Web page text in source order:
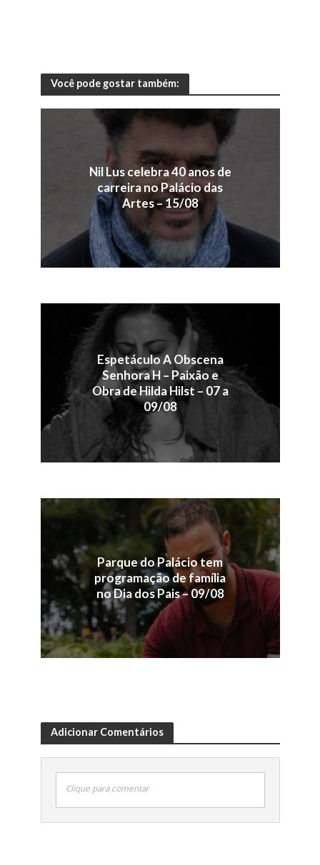
Você pode gostar também:
Nil Lus celebra 40 anos de
carreira no Palácio das
Artes – 15/08
Espetáculo A Obscena
Senhora H – Paixão e
Obra de Hilda Hilst – 07 a
09/08
Parque do Palácio tem
programação de família
no Dia dos Pais – 09/08
Adicionar Comentários
Clique para comentar